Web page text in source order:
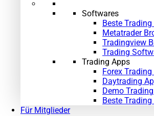
Softwares
Beste
Metatrader
Tradingview
Trading
Trading Apps
Forex
Daytrading
Demo
Beste
Für Mitglieder